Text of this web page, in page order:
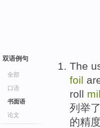
双语例句
全部
口语
书面语
论文
The
foil
roll
列举了
的精度